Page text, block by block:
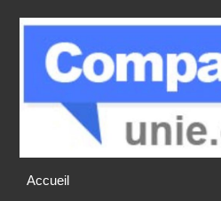
Accueil